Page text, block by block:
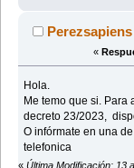
Perezsapiens
«
Hola.
Me temo que si. Para
decreto 23/2023,
O infórmate en una
telefonica
« Última Modificación: 13